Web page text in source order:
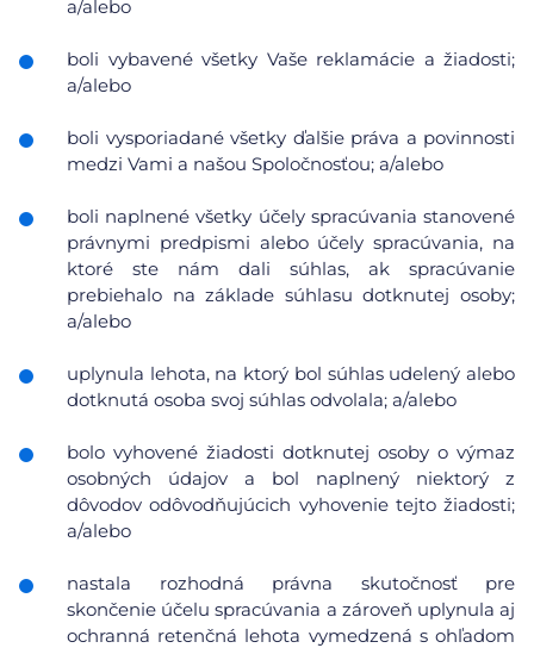
a/alebo
boli vybavené všetky Vaše reklamácie a žiadosti;
a/alebo
boli vysporiadané všetky ďalšie práva a povinnosti
medzi Vami a našou Spoločnosťou; a/alebo
boli naplnené všetky účely spracúvania stanovené
právnymi predpismi alebo účely spracúvania, na
ktoré ste nám dali súhlas, ak spracúvanie
prebiehalo na základe súhlasu dotknutej osoby;
a/alebo
uplynula lehota, na ktorý bol súhlas udelený alebo
dotknutá osoba svoj súhlas odvolala; a/alebo
bolo vyhovené žiadosti dotknutej osoby o výmaz
osobných údajov a bol naplnený niektorý z
dôvodov odôvodňujúcich vyhovenie tejto žiadosti;
a/alebo
nastala rozhodná právna skutočnosť pre
skončenie účelu spracúvania a zároveň uplynula aj
ochranná retenčná lehota vymedzená s ohľadom